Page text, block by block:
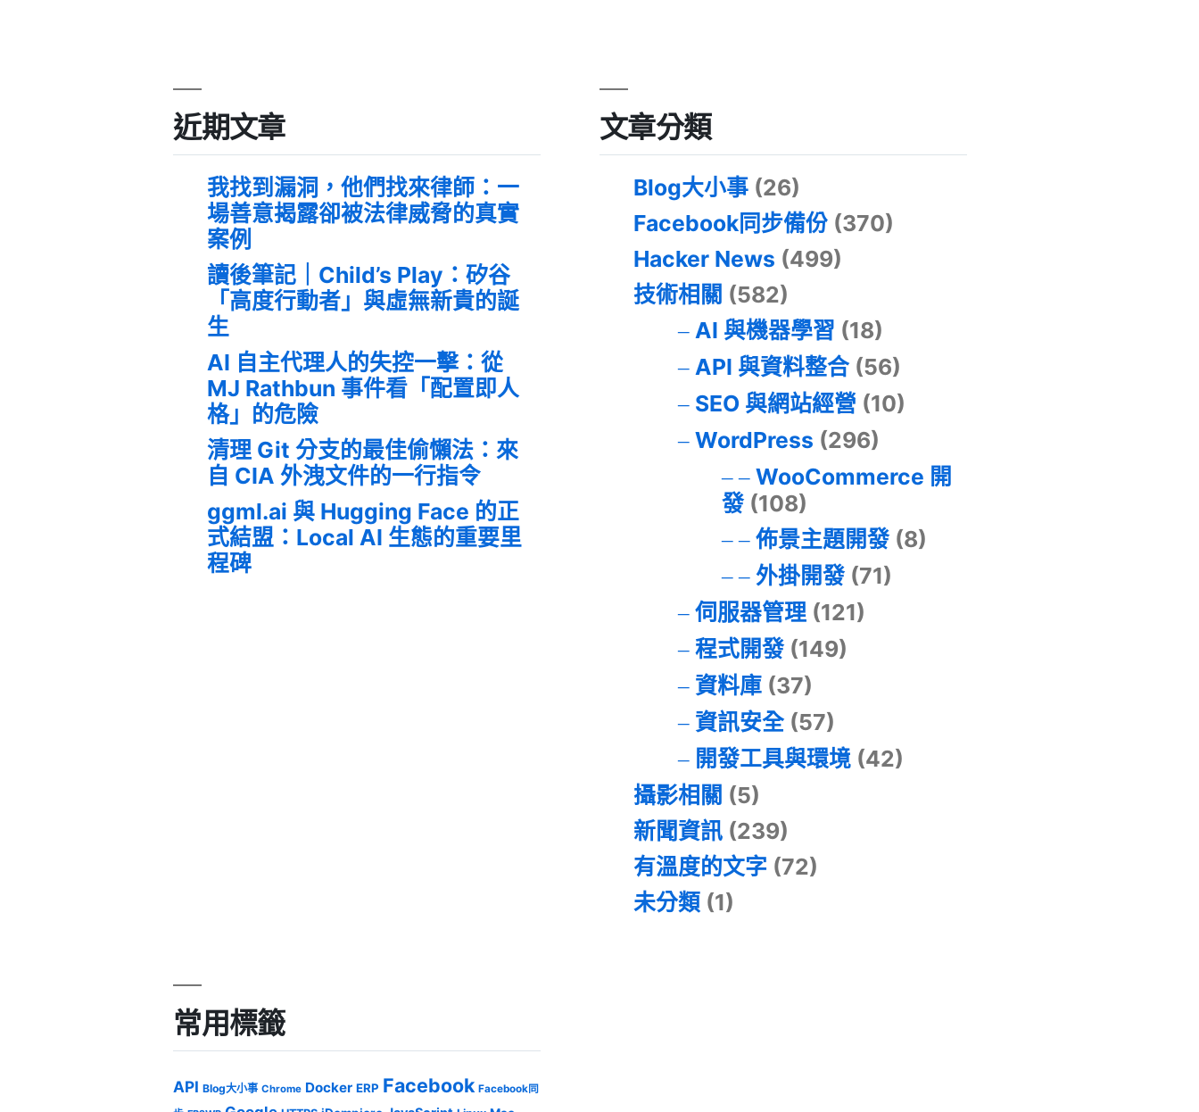
近期文章
我找到漏洞，他們找來律師：一
場善意揭露卻被法律威脅的真實
案例
讀後筆記｜Child’s Play：矽谷
「高度行動者」與虛無新貴的誕
生
AI 自主代理人的失控一擊：從
MJ Rathbun 事件看「配置即人
格」的危險
清理 Git 分支的最佳偷懶法：來
自 CIA 外洩文件的一行指令
ggml.ai 與 Hugging Face 的正
式結盟：Local AI 生態的重要里
程碑
文章分類
Blog大小事 (26)
Facebook同步備份 (370)
Hacker News (499)
技術相關 (582)
AI 與機器學習 (18)
API 與資料整合(56)
SEO 與網站經營 (10)
WordPress (296)
WooCommerce 開
發(108)
佈景主題開發(8)
外掛開發(71)
伺服器管理(121)
程式開發(149)
資料庫(37)
資訊安全(57)
開發工具與環境(42)
攝影相關 (5)
新聞資訊 (239)
有溫度的文字 (72)
未分類 (1)
常用標籤
API Blog大小事 Chrome Docker ERP Facebook Facebook同